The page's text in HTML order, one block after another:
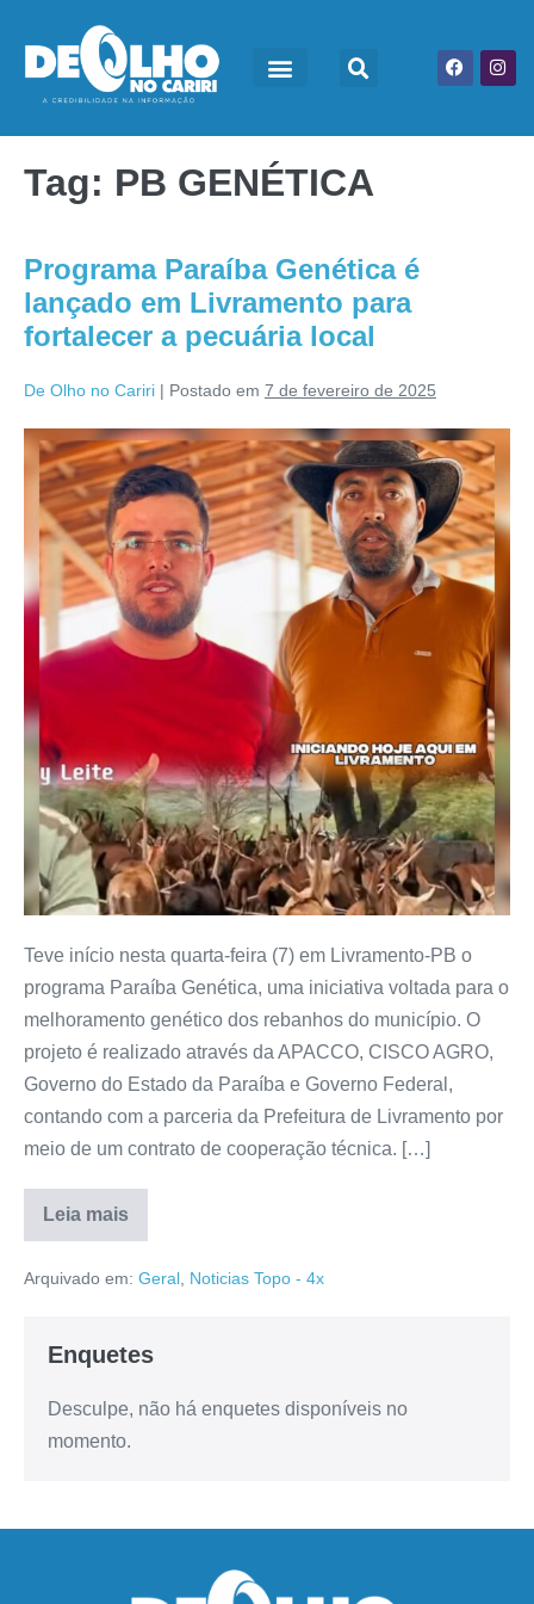
Tag: PB GENÉTICA
Programa Paraíba Genética é
lançado em Livramento para
fortalecer a pecuária local
De Olho no Cariri | Postado em 7 de fevereiro de 2025
Teve início nesta quarta-feira (7) em Livramento-PB o
programa Paraíba Genética, uma iniciativa voltada para o
melhoramento genético dos rebanhos do município. O
projeto é realizado através da APACCO, CISCO AGRO,
Governo do Estado da Paraíba e Governo Federal,
contando com a parceria da Prefeitura de Livramento por
meio de um contrato de cooperação técnica. […]
Leia mais
Arquivado em: Geral Noticias Topo - 4x
Enquetes
Desculpe, não há enquetes disponíveis no
momento.